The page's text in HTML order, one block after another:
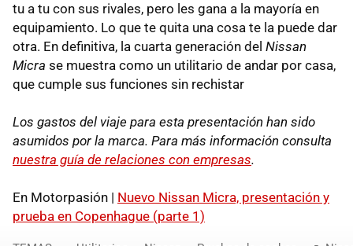
tu a tu con sus rivales, pero les gana a la mayoría en
equipamiento. Lo que te quita una cosa te la puede dar
otra. En definitiva, la cuarta generación del Nissan
Micra se muestra como un utilitario de andar por casa,
que cumple sus funciones sin rechistar
Los gastos del viaje para esta presentación han sido
asumidos por la marca. Para más información consulta
nuestra guía de relaciones con empresas.
En Motorpasión | Nuevo Nissan Micra, presentación y
prueba en Copenhague (parte 1)